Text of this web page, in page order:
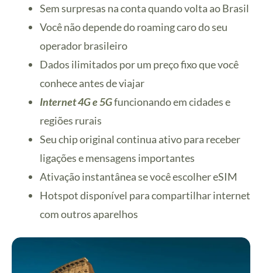
Sem surpresas na conta quando volta ao Brasil
Você não depende do roaming caro do seu
operador brasileiro
Dados ilimitados por um preço fixo que você
conhece antes de viajar
Internet 4G e 5Gfuncionando em cidades e
regiões rurais
Seu chip original continua ativo para receber
ligações e mensagens importantes
Ativação instantânea se você escolher eSIM
Hotspot disponível para compartilhar internet
com outros aparelhos